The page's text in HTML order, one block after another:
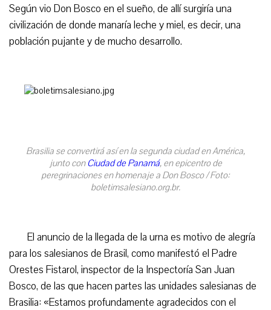
Según vio Don Bosco en el sueño, de allí surgiría una
civilización de donde manaría leche y miel, es decir, una
población pujante y de mucho desarrollo.
Brasilia se convertirá así en la segunda ciudad en América,
junto conCiudad de Panamá, en epicentro de
peregrinaciones en homenaje a Don Bosco / Foto:
boletimsalesiano.org.br.
El anuncio de la llegada de la urna es motivo de alegría
para los salesianos de Brasil, como manifestó el Padre
Orestes Fistarol, inspector de la Inspectoría San Juan
Bosco, de las que hacen partes las unidades salesianas de
Brasilia: «Estamos profundamente agradecidos con el